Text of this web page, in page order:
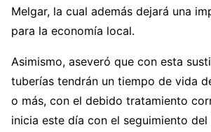
Melgar, la cual además dejará una
para la economía local.
Asimismo, aseveró que con esta
tuberías tendrán un tiempo de vida
o más, con el debido tratamiento
inicia este día con el seguimiento